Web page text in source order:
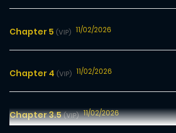
Chapter 5 (VIP) 11/02/2026
Chapter 4 (VIP) 11/02/2026
Chapter 3.5(VIP) 11/02/2026